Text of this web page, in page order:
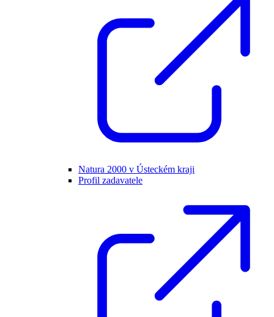
Natura 2000 v Ústeckém kraji
Profil zadavatele